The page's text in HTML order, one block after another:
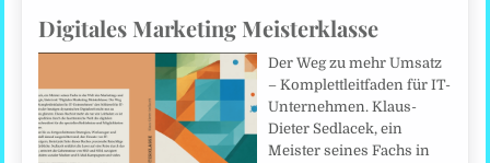
Digitales Marketing Meisterklasse
Der Weg zu mehr Umsatz
– Komplettleitfaden für IT-
Unternehmen. Klaus-
Dieter Sedlacek, ein
Meister seines Fachs in